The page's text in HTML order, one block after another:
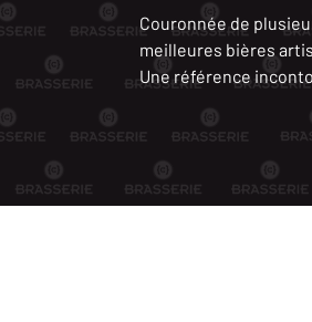
Couronnée de
meilleures bières
Une référence